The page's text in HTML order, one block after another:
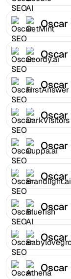
Oscar
Oscar
Oscar
Oscar
Oscar
Oscar
Oscar
Oscar
Oscar